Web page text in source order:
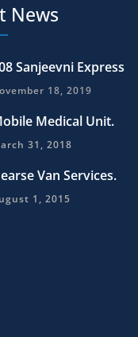
News
Sanjeevni Express
18, 2019
Medical Unit.
31, 2018
Van Services.
1, 2015